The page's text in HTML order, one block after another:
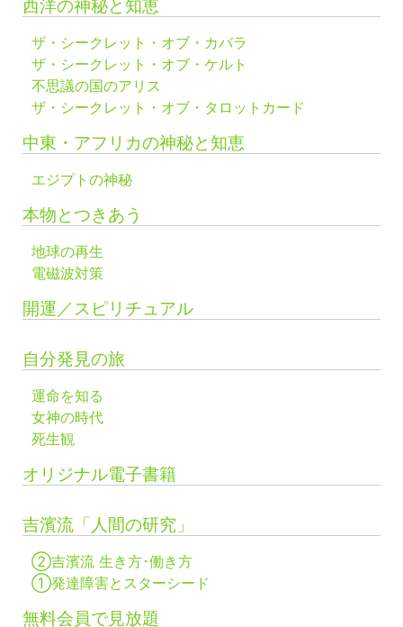
西洋の神秘と知恵
ザ・シークレット・オブ・カバラ
ザ・シークレット・オブ・ケルト
不思議の国のアリス
ザ・シークレット・オブ・タロットカード
中東・アフリカの神秘と知恵
エジプトの神秘
本物とつきあう
地球の再生
電磁波対策
開運／スピリチュアル
自分発見の旅
運命を知る
女神の時代
死生観
オリジナル電子書籍
吉濱流「人間の研究」
②吉濱流 生き方･働き方
①発達障害とスターシード
無料会員で見放題